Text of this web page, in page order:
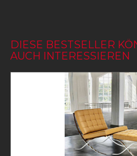
DIESE BESTSELLER
AUCH INTERESSIEREN